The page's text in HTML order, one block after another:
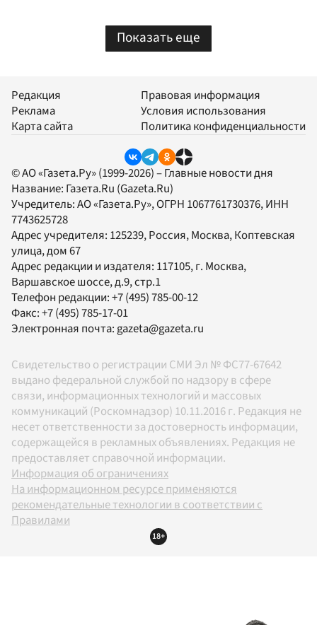
Показать еще
Редакция
Реклама
Карта сайта
Правовая информация
Условия использования
Политика конфиденциальности
© АО «Газета.Ру» (1999-2026) – Главные новости дня
Название: Газета.Ru (Gazeta.Ru)
Учредитель:АО «Газета.Ру», ОГРН 1067761730376, ИНН
7743625728
Адрес учредителя: 125239, Россия, Москва, Коптевская
улица, дом 67
Адрес редакции и издателя: 117105, г. Москва,
Варшавское шоссе, д.9, стр.1
Телефон редакции:+7 (495) 785-00-12
Факс:+7 (495) 785-17-01
Электронная почта:gazeta@gazeta.ru
Свидетельство о регистрации СМИ Эл № ФС77-67642
выдано федеральной службой по надзору в сфере
связи, информационных технологий и массовых
коммуникаций (Роскомнадзор) 10.11.2016 г. Редакция не
несет ответственности за достоверность информации,
содержащейся в рекламных объявлениях. Редакция не
предоставляет справочной информации.
Информация об ограничениях
На информационном ресурсе применяются
рекомендательные технологии в соответствии с
Правилами
18+